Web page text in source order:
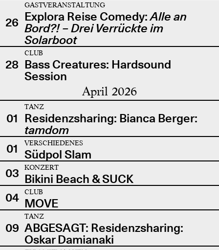
26
GASTVERANSTALTUNG
Explora Reise Comedy:Alle an
Bord?! – Drei Verrückte im
Solarboot
28
CLUB
Bass Creatures: Hardsound
Session
April 2026
01
TANZ
Residenzsharing: Bianca Berger:
tamdom
01
VERSCHIEDENES
Südpol Slam
03
KONZERT
Bikini Beach & SUCK
04
CLUB
MOVE
09
TANZ
ABGESAGT: Residenzsharing:
Oskar Damianaki